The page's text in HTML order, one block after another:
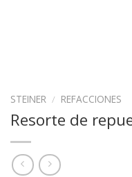
STEINER / REFACCIONES
Resorte de